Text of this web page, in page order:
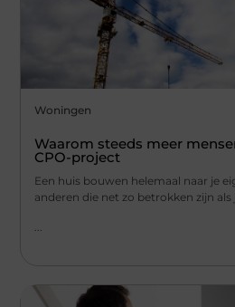
Woningen
Waarom steeds meer
CPO-project
Een huis bouwen helemaal naar je
anderen die net zo betrokken zijn als